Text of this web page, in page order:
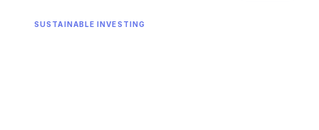
SUSTAINABLE INVESTING